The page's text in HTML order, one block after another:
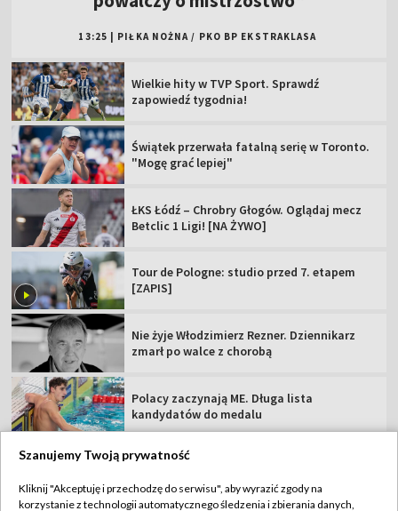
13:25 PIŁKA NOŻNA / PKO BP EKSTRAKLASA
Wielkie hity w TVP Sport. Sprawdź
zapowiedź tygodnia!
Świątek przerwała fatalną serię w Toronto.
"Mogę grać lepiej"
ŁKS Łódź – Chrobry Głogów. Oglądaj mecz
Betclic 1 Ligi! [NA ŻYWO]
Tour de Pologne: studio przed 7. etapem
[ZAPIS]
Nie żyje Włodzimierz Rezner. Dziennikarz
zmarł po walce z chorobą
Polacy zaczynają ME. Długa lista
kandydatów do medalu
Szanujemy Twoją prywatność
Kliknij "Akceptuję i przechodzę do serwisu", aby wyrazić zgody na
korzystanie z technologii automatycznego śledzenia i zbierania danych,